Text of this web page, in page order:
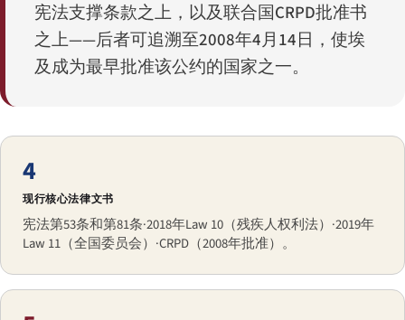
宪法支撑条款之上，以及联合国CRPD批准书
之上——后者可追溯至2008年4月14日，使埃
及成为最早批准该公约的国家之一。
4
现行核心法律文书
宪法第53条和第81条·2018年Law 10（残疾人权利法）·2019年
Law 11（全国委员会）·CRPD（2008年批准）。